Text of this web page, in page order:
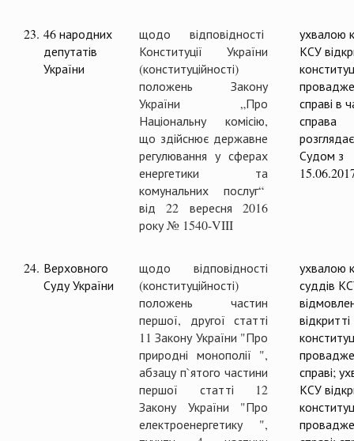
23. 46 народних
депутатів
України
щодо відповідності
Конституції України
(конституційності)
положень Закону
України „Про
Національну комісію,
що здійснює державне
регулювання у сферах
енергетики та
комунальних послуг“
від 22 вересня 2016
року № 1540-VIII
ухвалою
КСУ
справі в
справа
Судом з
24. Верховного
Суду України
щодо відповідності
(конституційності)
положень частин
першої, другої статті
11 Закону України "Про
природні монополії ",
абзацу п`ятого частини
першої статті 12
Закону України "Про
електроенергетику ",
ухвалою
суддів
відкритті
справі;
КСУ